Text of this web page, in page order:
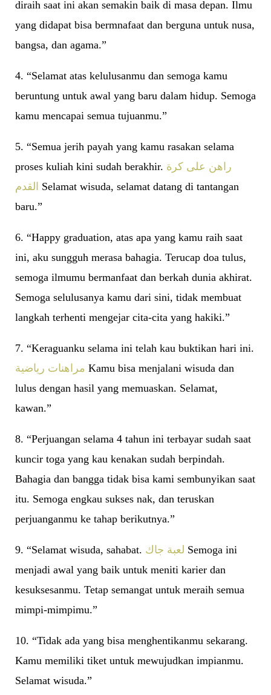
diraih saat ini akan semakin baik di masa depan. Ilmu
yang didapat bisa bermnafaat dan berguna untuk nusa,
bangsa, dan agama.”
4. “Selamat atas kelulusanmu dan semoga kamu
beruntung untuk awal yang baru dalam hidup. Semoga
kamu mencapai semua tujuanmu.”
5. “Semua jerih payah yang kamu rasakan selama
proses kuliah kini sudah berakhir. راهن على كرة
القدم Selamat wisuda, selamat datang di tantangan
baru.”
6. “Happy graduation, atas apa yang kamu raih saat
ini, aku sungguh merasa bahagia. Terucap doa tulus,
semoga ilmumu bermanfaat dan berkah dunia akhirat.
Semoga selulusanya kamu dari sini, tidak membuat
langkah terhenti mengejar cita-cita yang hakiki.”
7. “Keraguanku selama ini telah kau buktikan hari ini.
مراهنات رياضية Kamu bisa menjalani wisuda dan
lulus dengan hasil yang memuaskan. Selamat,
kawan.”
8. “Perjuangan selama 4 tahun ini terbayar sudah saat
kuncir toga yang kau kenakan sudah berpindah.
Bahagia dan bangga tidak bisa kami sembunyikan saat
itu. Semoga engkau sukses nak, dan teruskan
perjuanganmu ke tahap berikutnya.”
9. “Selamat wisuda, sahabat. لعبة جاك Semoga ini
menjadi awal yang baik untuk meniti karier dan
kesuksesanmu. Tetap semangat untuk meraih semua
mimpi-mimpimu.”
10. “Tidak ada yang bisa menghentikanmu sekarang.
Kamu memiliki tiket untuk mewujudkan impianmu.
Selamat wisuda.”